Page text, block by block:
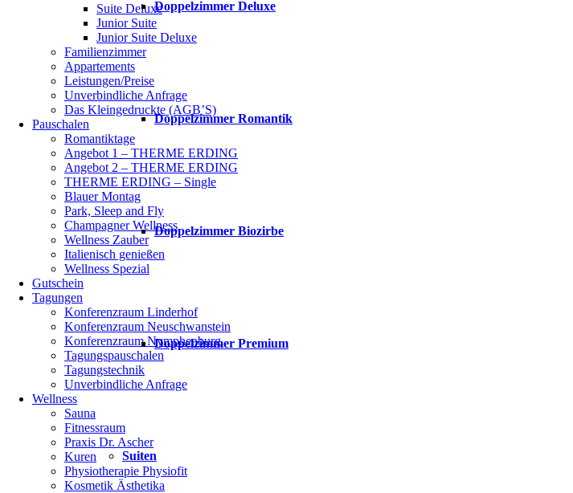
Doppelzimmer Deluxe
Doppelzimmer Romantik
Doppelzimmer Biozirbe
Doppelzimmer Premium
Suiten
Suite Deluxe
Junior Suite
Junior Suite Deluxe
Familienzimmer
Appartements
Leistungen/Preise
Unverbindliche Anfrage
Das Kleingedruckte (AGB’S)
Pauschalen
Romantiktage
Angebot 1 – THERME ERDING
Angebot 2 – THERME ERDING
THERME ERDING – Single
Blauer Montag
Park, Sleep and Fly
Champagner Wellness
Wellness Zauber
Italienisch genießen
Wellness Spezial
Gutschein
Tagungen
Konferenzraum Linderhof
Konferenzraum Neuschwanstein
Konferenzraum Nymphenburg
Tagungspauschalen
Tagungstechnik
Unverbindliche Anfrage
Wellness
Sauna
Fitnessraum
Praxis Dr. Ascher
Kuren
Physiotherapie Physiofit
Kosmetik Ästhetika